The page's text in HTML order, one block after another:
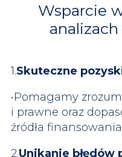
Wsparcie
1.Skuteczne
•Pomagamy
i prawne oraz
źródła
2.Unikanie błędów